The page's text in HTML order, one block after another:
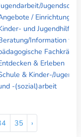
/ Einrichtungen
und Jugendhilfe
Information für
Fachkräfte
& Erleben
& Kinder-/
-(sozial)arbeit
35 ›